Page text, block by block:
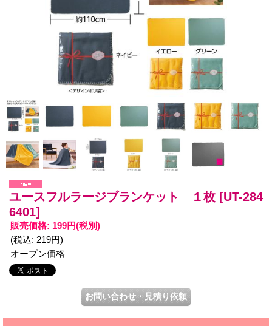
ユースフルラージブランケット １枚 [UT-284
6401]
販売価格: 199円(税別)
(税込: 219円)
オープン価格